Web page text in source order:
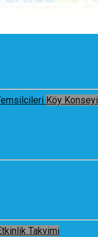
Köy Konseyi
Takvimi